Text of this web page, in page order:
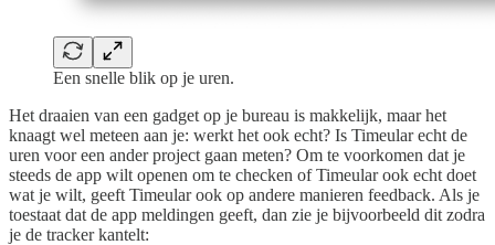
Een snelle blik op je uren.
Het draaien van een gadget op je bureau is makkelijk, maar het
knaagt wel meteen aan je: werkt het ook echt? Is Timeular echt de
uren voor een ander project gaan meten? Om te voorkomen dat je
steeds de app wilt openen om te checken of Timeular ook echt doet
wat je wilt, geeft Timeular ook op andere manieren feedback. Als je
toestaat dat de app meldingen geeft, dan zie je bijvoorbeeld dit zodra
je de tracker kantelt: